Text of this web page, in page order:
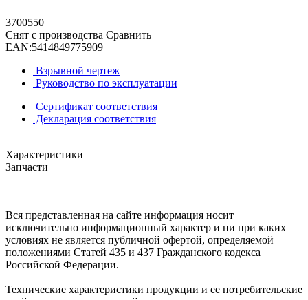
3700550
Снят с производства Сравнить
EAN:5414849775909
Взрывной чертеж
Руководство по эксплуатации
Сертификат соответствия
Декларация соответствия
Характеристики
Запчасти
Вся представленная на сайте информация носит
исключительно информационный характер и ни при каких
условиях не является публичной офертой, определяемой
положениями Статей 435 и 437 Гражданского кодекса
Российской Федерации.
Технические характеристики продукции и ее потребительские